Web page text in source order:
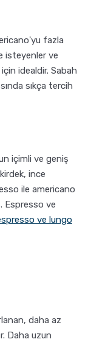
fazla
isteyenler ve
idealdir. Sabah
sıkça tercih
içimli ve geniş
ince
ile americano
Espresso ve
ve lungo
daha az
Daha uzun